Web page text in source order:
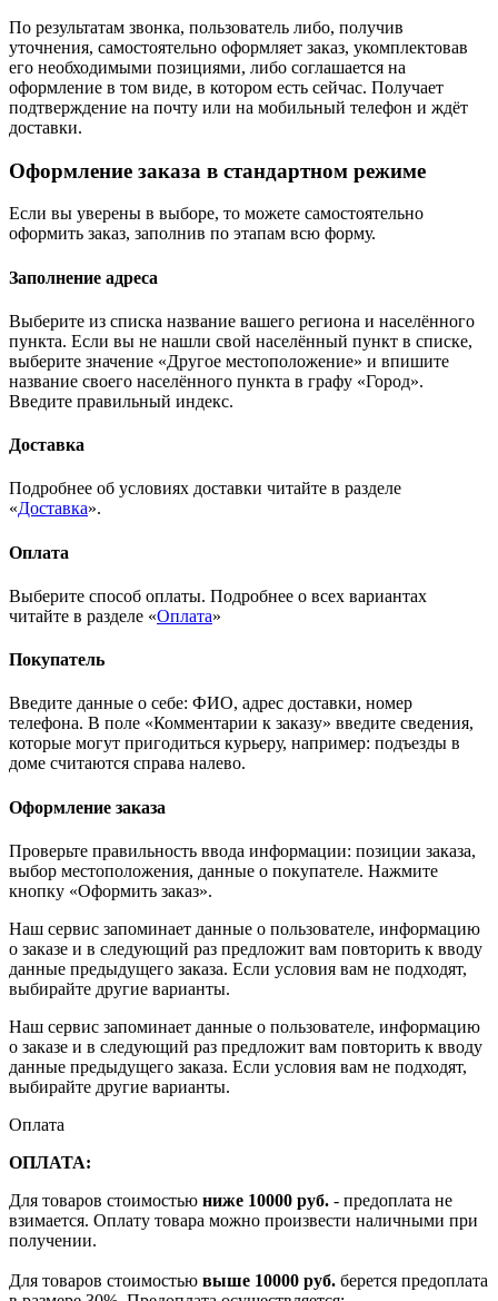
По результатам звонка, пользователь либо, получив
уточнения, самостоятельно оформляет заказ, укомплектовав
его необходимыми позициями, либо соглашается на
оформление в том виде, в котором есть сейчас. Получает
подтверждение на почту или на мобильный телефон и ждёт
доставки.
Оформление заказа в стандартном режиме
Если вы уверены в выборе, то можете самостоятельно
оформить заказ, заполнив по этапам всю форму.
Заполнение адреса
Выберите из списка название вашего региона и населённого
пункта. Если вы не нашли свой населённый пункт в списке,
выберите значение «Другое местоположение» и впишите
название своего населённого пункта в графу «Город».
Введите правильный индекс.
Доставка
Подробнее об условиях доставки читайте в разделе
«Доставка».
Оплата
Выберите способ оплаты. Подробнее о всех вариантах
читайте в разделе «Оплата»
Покупатель
Введите данные о себе: ФИО, адрес доставки, номер
телефона. В поле «Комментарии к заказу» введите сведения,
которые могут пригодиться курьеру, например: подъезды в
доме считаются справа налево.
Оформление заказа
Проверьте правильность ввода информации: позиции заказа,
выбор местоположения, данные о покупателе. Нажмите
кнопку «Оформить заказ».
Наш сервис запоминает данные о пользователе, информацию
о заказе и в следующий раз предложит вам повторить к вводу
данные предыдущего заказа. Если условия вам не подходят,
выбирайте другие варианты.
Наш сервис запоминает данные о пользователе, информацию
о заказе и в следующий раз предложит вам повторить к вводу
данные предыдущего заказа. Если условия вам не подходят,
выбирайте другие варианты.
Оплата
ОПЛАТА:
Для товаров стоимостью ниже 10000 руб. - предоплата не
взимается. Оплату товара можно произвести наличными при
получении.
Для товаров стоимостью выше 10000 руб. берется предоплата